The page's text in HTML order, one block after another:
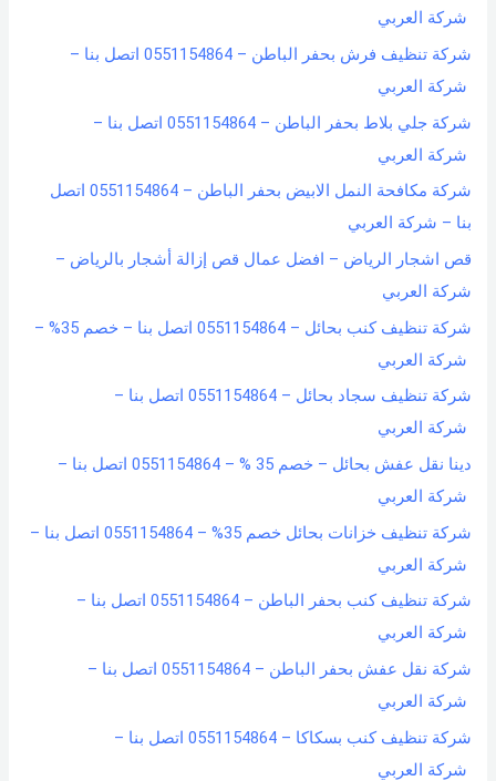
شركة العربي
شركة تنظيف فرش بحفر الباطن – 0551154864 اتصل بنا –
شركة العربي
شركة جلي بلاط بحفر الباطن – 0551154864 اتصل بنا –
شركة العربي
شركة مكافحة النمل الابيض بحفر الباطن – 0551154864 اتصل
بنا – شركة العربي
قص اشجار الرياض – افضل عمال قص إزالة أشجار بالرياض –
شركة العربي
شركة تنظيف كنب بحائل – 0551154864 اتصل بنا – خصم 35% –
شركة العربي
شركة تنظيف سجاد بحائل – 0551154864 اتصل بنا –
شركة العربي
دينا نقل عفش بحائل – خصم 35 % – 0551154864 اتصل بنا –
شركة العربي
شركة تنظيف خزانات بحائل خصم 35% – 0551154864 اتصل بنا –
شركة العربي
شركة تنظيف كنب بحفر الباطن – 0551154864 اتصل بنا –
شركة العربي
شركة نقل عفش بحفر الباطن – 0551154864 اتصل بنا –
شركة العربي
شركة تنظيف كنب بسكاكا – 0551154864 اتصل بنا –
شركة العربي